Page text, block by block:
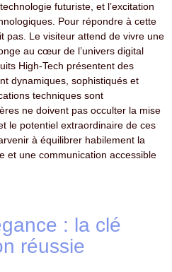
futuriste, et l’excitation
Pour répondre à cette
pas. Le visiteur attend de vivre une
au cœur de l’univers digital
High-Tech présentent des
dynamiques, sophistiqués et
techniques sont
ne doivent pas occulter la mise
le potentiel extraordinaire de ces
à équilibrer habilement la
et une communication accessible
: la clé
réussie